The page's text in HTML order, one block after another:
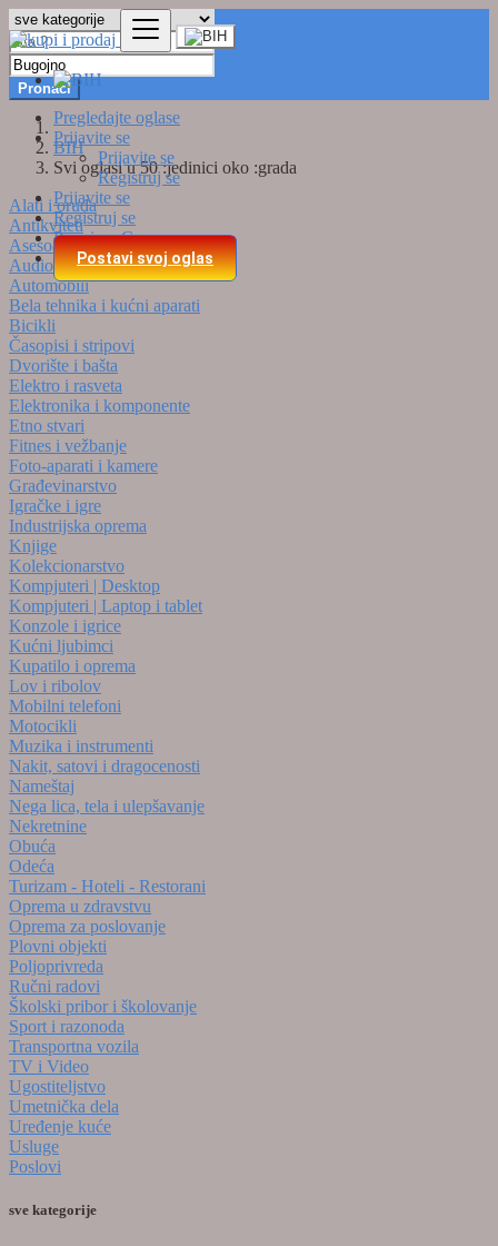
Pregledajte oglase
Prijavite se
Prijavite se
Registruj se
Prijavite se
Registruj se
Premium Cene
Postavi svoj oglas
Pronaći
BIH
Svi oglasi u 50 :jedinici oko :grada
Alati i oruđa
Antikviteti
Asesoari
Audio
Automobili
Bela tehnika i kućni aparati
Bicikli
Časopisi i stripovi
Dvorište i bašta
Elektro i rasveta
Elektronika i komponente
Etno stvari
Fitnes i vežbanje
Foto-aparati i kamere
Građevinarstvo
Igračke i igre
Industrijska oprema
Knjige
Kolekcionarstvo
Kompjuteri | Desktop
Kompjuteri | Laptop i tablet
Konzole i igrice
Kućni ljubimci
Kupatilo i oprema
Lov i ribolov
Mobilni telefoni
Motocikli
Muzika i instrumenti
Nakit, satovi i dragocenosti
Nameštaj
Nega lica, tela i ulepšavanje
Nekretnine
Obuća
Odeća
Turizam - Hoteli - Restorani
Oprema u zdravstvu
Oprema za poslovanje
Plovni objekti
Poljoprivreda
Ručni radovi
Školski pribor i školovanje
Sport i razonoda
Transportna vozila
TV i Video
Ugostiteljstvo
Umetnička dela
Uređenje kuće
Usluge
Poslovi
sve kategorije